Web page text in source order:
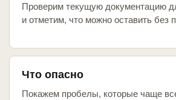
Проверим текущую документацию
и отметим, что можно оставить без
Что опасно
Покажем пробелы, которые чаще